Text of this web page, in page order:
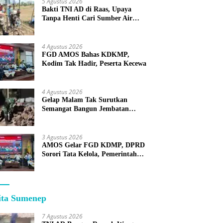
Bakti TNI AD di Raas, Upaya
Tanpa Henti Cari Sumber Air
4 Agustus 2026
FGD AMOS Bahas KDKMP,
Kodim Tak Hadir, Peserta Kecewa
4 Agustus 2026
Gelap Malam Tak Surutkan
Semangat Bangun Jembatan
3 Agustus 2026
AMOS Gelar FGD KDMP, DPRD
Sorori Tata Kelola, Pemerintah
Sumenep
7 Agustus 2026